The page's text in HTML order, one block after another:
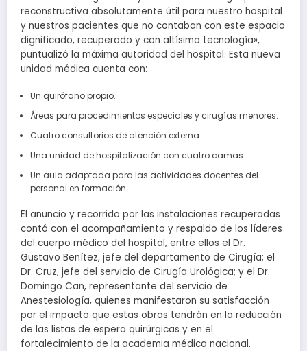
reconstructiva absolutamente útil para nuestro hospital
y nuestros pacientes que no contaban con este espacio
dignificado, recuperado y con altísima tecnología»,
puntualizó la máxima autoridad del hospital. Esta nueva
unidad médica cuenta con:
Un quirófano propio.
Áreas para procedimientos especiales y cirugías menores.
Cuatro consultorios de atención externa.
Una unidad de hospitalización con cuatro camas.
Un aula adaptada para las actividades docentes del
personal en formación.
El anuncio y recorrido por las instalaciones recuperadas
contó con el acompañamiento y respaldo de los líderes
del cuerpo médico del hospital, entre ellos el Dr.
Gustavo Benítez, jefe del departamento de Cirugía; el
Dr. Cruz, jefe del servicio de Cirugía Urológica; y el Dr.
Domingo Can, representante del servicio de
Anestesiología, quienes manifestaron su satisfacción
por el impacto que estas obras tendrán en la reducción
de las listas de espera quirúrgicas y en el
fortalecimiento de la academia médica nacional.